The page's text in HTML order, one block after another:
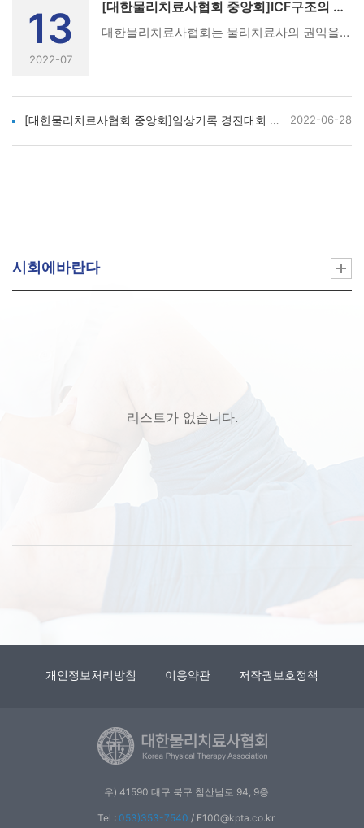
13
2022-07
[대한물리치료사협회 중앙회]ICF구조의 의한 검진·진단·예후·치료계획·아웃캄의 규격화
대한물리치료사협회는 물리치료사의 권익을 확보하기 위해 기록법, 방문재활법이 국회에서 통과되도록 혼신의 힘을 다할 것입니다.임상기록에는 기록법과 방문재활시 모든 것들을 기록 할 수 있게 충족시킬 수 있어야 하고, 물리치료사의독창적인 것이 요구됩니다.따라서 본 책은 ICF구조를 이용한 검진, 진단과 예후, 훈련(치료)계획과, 훈련(치료), 아웃캄 (outcome)의 생산을 규격화하기 위해 집필되었습니다.물리치료사의 권익을 위해 회원분들의 많은 관심 부탁드립니다.
[대한물리치료사협회 중앙회]임상기록 경진대회 자료 2022-06-28
시회에바란다
리스트가 없습니다.
개인정보처리방침 이용약관 저작권보호정책
우) 41590 대구 북구 침산남로 94, 9층
Tel :053)353-7540 / F100@kpta.co.kr